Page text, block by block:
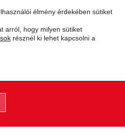
Adás
újra Budapesten
élmény érdekében sütiket
arról, hogy milyen sütiket
résznél ki lehet kapcsolni a